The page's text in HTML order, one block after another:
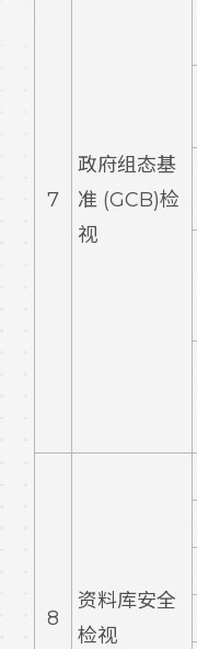
7
政府组态基
准 (GCB)检
视
8
资料库安全
检视